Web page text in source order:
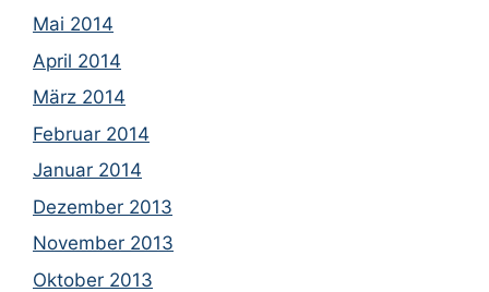
Mai 2014
April 2014
März 2014
Februar 2014
Januar 2014
Dezember 2013
November 2013
Oktober 2013